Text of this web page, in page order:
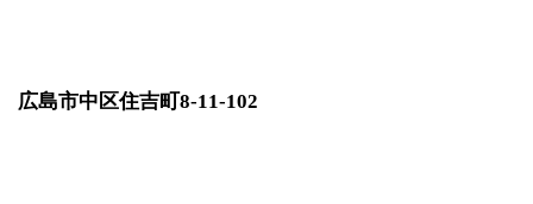
広島市中区住吉町8-11-102